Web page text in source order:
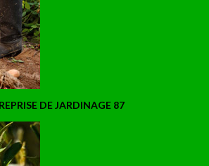
DE JARDINAGE 87